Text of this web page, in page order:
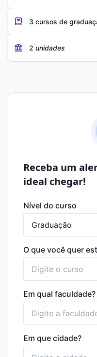
3 cursos de
2 unidades
Receba um
ideal chegar!
Nível do curso
O que você quer
Em qual faculdade?
Em que cidade?